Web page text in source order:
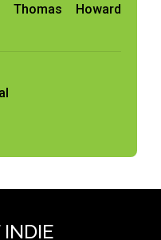
Howard
INDIE